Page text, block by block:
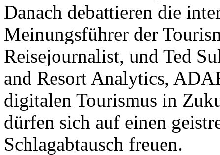
Danach debattieren die
Meinungsführer der
Reisejournalist, und Ted
and Resort Analytics,
digitalen Tourismus in
dürfen sich auf einen
Schlagabtausch freuen.